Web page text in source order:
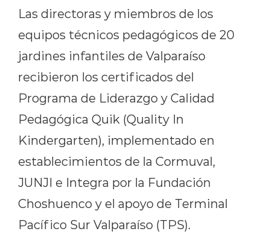
Las directoras y miembros de los
equipos técnicos pedagógicos de 20
jardines infantiles de Valparaíso
recibieron los certificados del
Programa de Liderazgo y Calidad
Pedagógica Quik (Quality In
Kindergarten), implementado en
establecimientos de la Cormuval,
JUNJI e Integra por la Fundación
Choshuenco y el apoyo de Terminal
Pacífico Sur Valparaíso (TPS).